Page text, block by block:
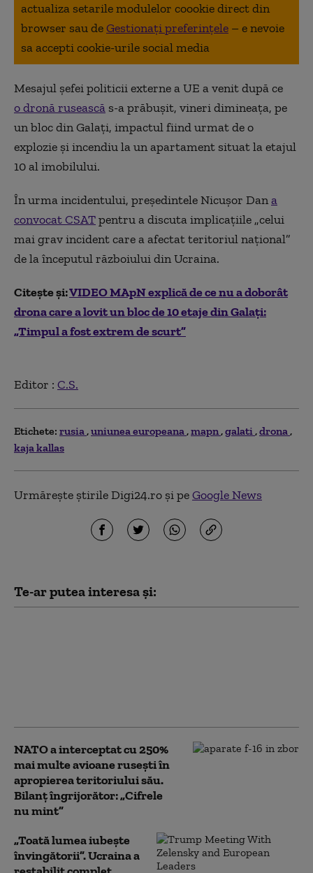
actualiza setarile modulelor coookie direct din
browser sau deGestionați preferințele – e nevoie
sa accepti cookie-urile social media
Mesajul șefei politicii externe a UE a venit după ce
o dronă rusească s-a prăbuşit, vineri dimineața, pe
un bloc din Galaţi, impactul fiind urmat de o
explozie şi incendiu la un apartament situat la etajul
10 al imobilului.
În urma incidentului, președintele Nicușor Dana
convocat CSATpentru a discuta implicaţiile „celui
mai grav incident care a afectat teritoriul naţional”
de la începutul războiului din Ucraina.
Citește și:VIDEO MApN explică de ce nu a doborât
drona care a lovit un bloc de 10 etaje din Galați:
„Timpul a fost extrem de scurt”
Editor : C.S.
Etichete: rusia uniunea europeana mapn galati drona
kaja kallas
Urmărește știrile Digi24.ro și peGoogle News
Te-ar putea interesa și:
NATO a interceptat cu 250%
mai multe avioane rusești în
apropierea teritoriului său.
Bilanț îngrijorător: „Cifrele
nu mint”
„Toată lumea iubește
învingătorii”. Ucraina a